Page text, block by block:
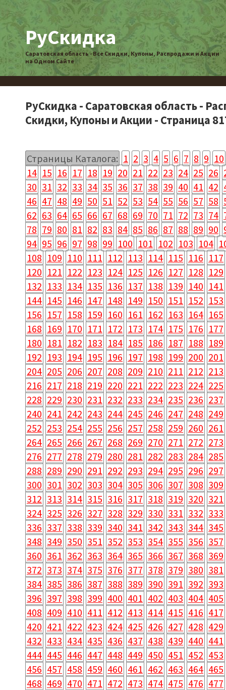
РуСкидка
Саратовская область - Все Скидки, Купоны, Распродажи и Акции
на Одном Сайте
РуСкидка - Саратовская область -
Скидки, Купоны и Акции - Страница
Страницы Каталога: 1 2 3 4 5 6 7 8 9 10
14 15 16 17 18 19 20 21 22 23 24 25 26
30 31 32 33 34 35 36 37 38 39 40 41 42
46 47 48 49 50 51 52 53 54 55 56 57 58
62 63 64 65 66 67 68 69 70 71 72 73 74
78 79 80 81 82 83 84 85 86 87 88 89 90
94 95 96 97 98 99 100 101 102 103 104
108 109 110 111 112 113 114 115 116 117
120 121 122 123 124 125 126 127 128 129
132 133 134 135 136 137 138 139 140 141
144 145 146 147 148 149 150 151 152 153
156 157 158 159 160 161 162 163 164 165
168 169 170 171 172 173 174 175 176 177
180 181 182 183 184 185 186 187 188 189
192 193 194 195 196 197 198 199 200 201
204 205 206 207 208 209 210 211 212 213
216 217 218 219 220 221 222 223 224 225
228 229 230 231 232 233 234 235 236 237
240 241 242 243 244 245 246 247 248 249
252 253 254 255 256 257 258 259 260 261
264 265 266 267 268 269 270 271 272 273
276 277 278 279 280 281 282 283 284 285
288 289 290 291 292 293 294 295 296 297
300 301 302 303 304 305 306 307 308 309
312 313 314 315 316 317 318 319 320 321
324 325 326 327 328 329 330 331 332 333
336 337 338 339 340 341 342 343 344 345
348 349 350 351 352 353 354 355 356 357
360 361 362 363 364 365 366 367 368 369
372 373 374 375 376 377 378 379 380 381
384 385 386 387 388 389 390 391 392 393
396 397 398 399 400 401 402 403 404 405
408 409 410 411 412 413 414 415 416 417
420 421 422 423 424 425 426 427 428 429
432 433 434 435 436 437 438 439 440 441
444 445 446 447 448 449 450 451 452 453
456 457 458 459 460 461 462 463 464 465
468 469 470 471 472 473 474 475 476 477